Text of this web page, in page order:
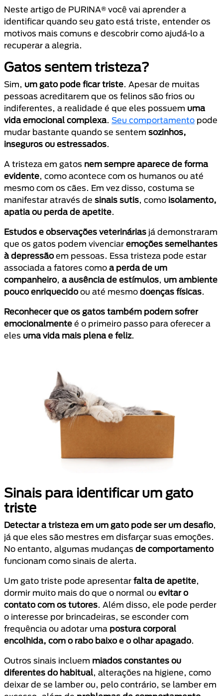
Neste artigo de PURINA® você vai aprender a
identificar quando seu gato está triste, entender os
motivos mais comuns e descobrir como ajudá-lo a
recuperar a alegria.
Gatos sentem tristeza?
Sim, um gato pode ficar triste. Apesar de muitas
pessoas acreditarem que os felinos são frios ou
indiferentes, a realidade é que eles possuem uma
vida emocional complexa. Seu comportamento pode
mudar bastante quando se sentem sozinhos,
inseguros ou estressados.
A tristeza em gatos nem sempre aparece de forma
evidente, como acontece com os humanos ou até
mesmo com os cães. Em vez disso, costuma se
manifestar através de sinais sutis, como isolamento,
apatia ou perda de apetite.
Estudos e observações veterinárias já demonstraram
que os gatos podem vivenciar emoções semelhantes
à depressãoem pessoas. Essa tristeza pode estar
associada a fatores como a perda de um
companheiro, a ausência de estímulos, um ambiente
pouco enriquecidoou até mesmo doenças físicas.
Reconhecer que os gatos também podem sofrer
emocionalmente é o primeiro passo para oferecer a
eles uma vida mais plena e feliz.
Sinais para identificar um gato
triste
Detectar a tristeza em um gato pode ser um desafio,
já que eles são mestres em disfarçar suas emoções.
No entanto, algumas mudanças de comportamento
funcionam como sinais de alerta.
Um gato triste pode apresentar falta de apetite,
dormir muito mais do que o normal ou evitar o
contato com os tutores. Além disso, ele pode perder
o interesse por brincadeiras, se esconder com
frequência ou adotar uma postura corporal
encolhida, com o rabo baixo e o olhar apagado.
Outros sinais incluem miados constantes ou
diferentes do habitual, alterações na higiene, como
deixar de se lamber ou, pelo contrário, se lamber em